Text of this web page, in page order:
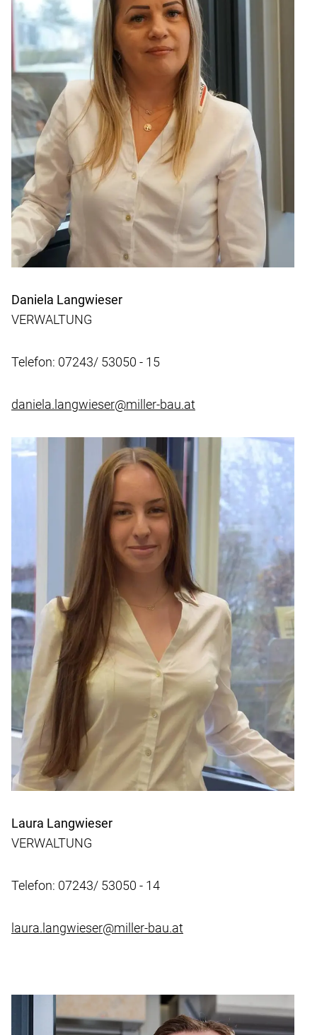
Laura Langwieser
VERWALTUNG
Telefon: 07243/ 53050 - 14
laura.langwieser@miller-bau.at
Daniela Langwieser
VERWALTUNG
Telefon: 07243/ 53050 - 15
daniela.langwieser@miller-bau.at